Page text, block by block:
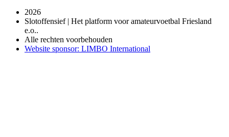
2026
Slotoffensief | Het platform voor amateurvoetbal Friesland
e.o..
Alle rechten voorbehouden
Website sponsor: LIMBO International